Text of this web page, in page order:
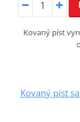
Kovaný píst
Kovaný píst